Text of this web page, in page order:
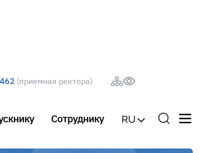
(приемная ректора)
Сотруднику RU